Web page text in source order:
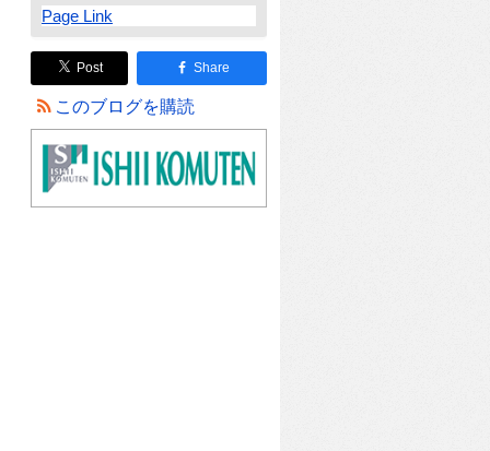
Page Link
Post Share
このブログを購読